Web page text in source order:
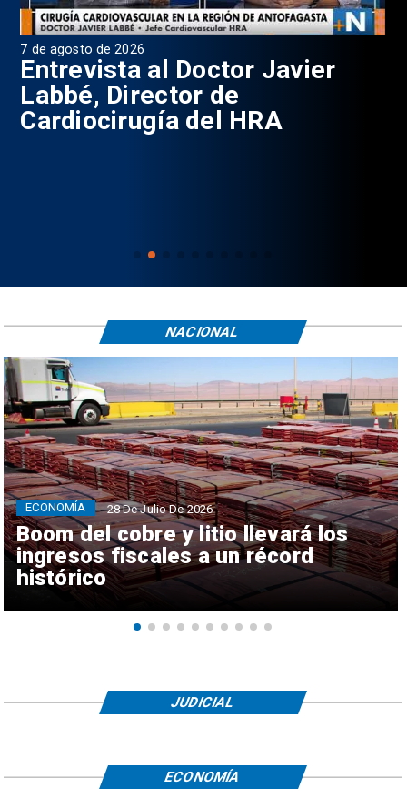
7 de agosto de 2026
Entrevista al Doctor Javier
Labbé, Director de
Cardiocirugía del HRA
Boom del cobre y litio llevará los
ingresos fiscales a un récord
histórico
ECONOMÍA 28 De Julio De 2026
NACIONAL
JUDICIAL
ECONOMÍA